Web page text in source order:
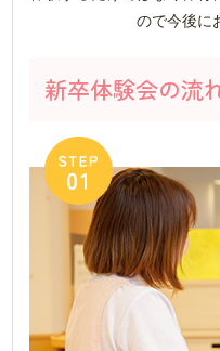
ので今後に
新卒体験会の流